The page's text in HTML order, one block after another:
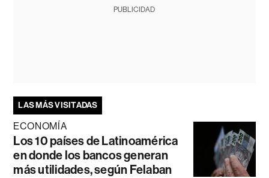
PUBLICIDAD
LAS MÁS VISITADAS
ECONOMÍA
Los 10 países de Latinoamérica
en donde los bancos generan
más utilidades, según Felaban